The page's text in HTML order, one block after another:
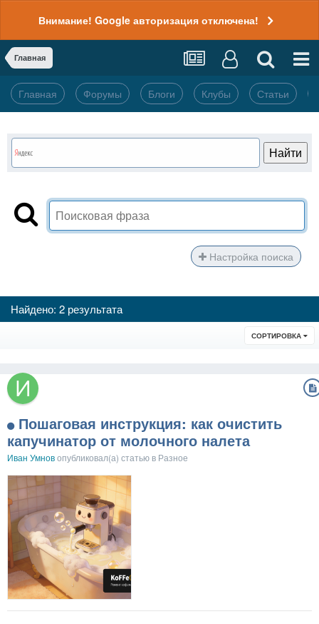
Внимание! Google авторизация отключена!
Главная
Главная Форумы Блоги Клубы Статьи
Настройка поиска
Найдено: 2 результата
СОРТИРОВКА
Пошаговая инструкция: как очистить
капучинатор от молочного налета
Иван Умновопубликовал(а) статью в Разное